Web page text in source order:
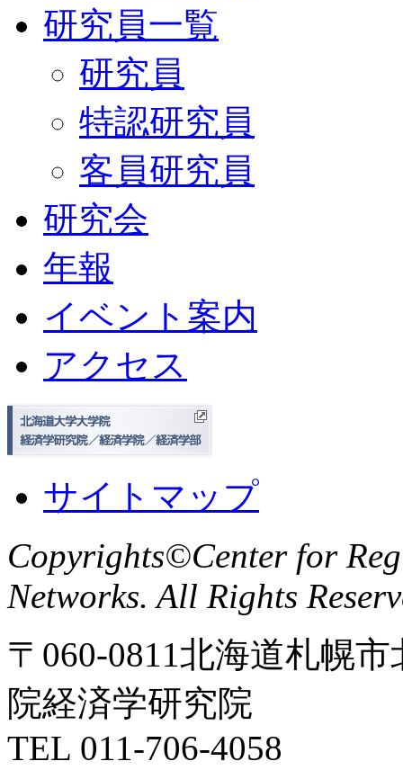
研究員一覧
研究員
特認研究員
客員研究員
研究会
年報
イベント案内
アクセス
サイトマップ
Copyrights©Center for
Networks. All Rights
〒060-0811北海道札幌
院経済学研究院
TEL 011-706-4058